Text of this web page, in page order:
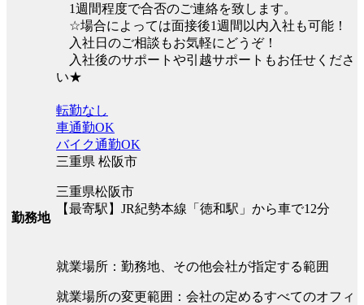
1週間程度で合否のご連絡を致します。
☆場合によっては面接後1週間以内入社も可能！
入社日のご相談もお気軽にどうぞ！
入社後のサポートや引越サポートもお任せくださ
い★
勤務地
転勤なし
車通勤OK
バイク通勤OK
三重県 松阪市
三重県松阪市
【最寄駅】JR紀勢本線「徳和駅」から車で12分
就業場所：勤務地、その他会社が指定する範囲
就業場所の変更範囲：会社の定めるすべてのオフィ